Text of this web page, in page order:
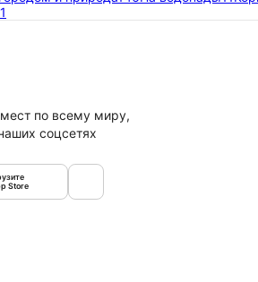
по всему миру,
соцсетях
Store